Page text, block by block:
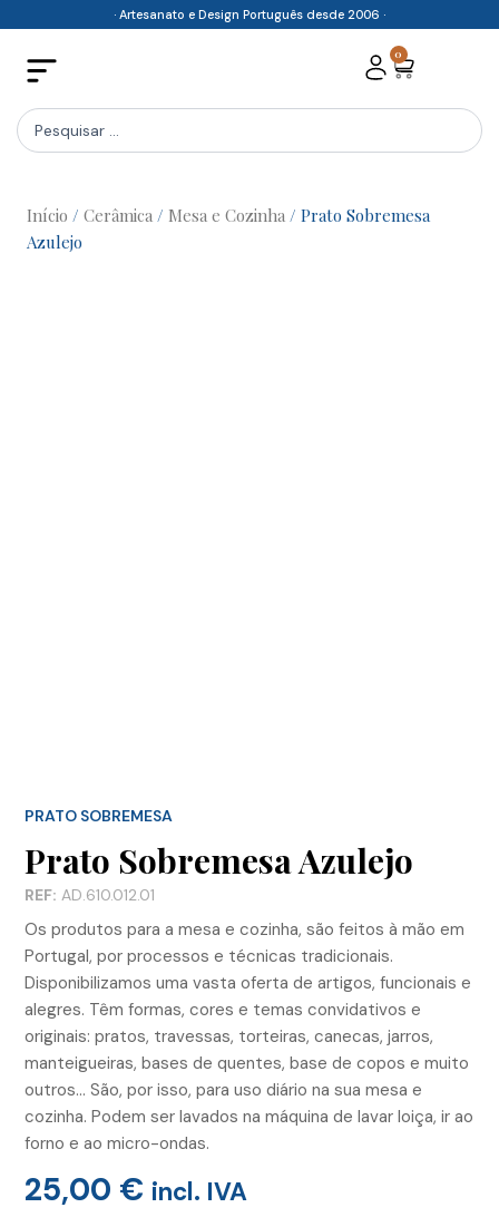
content
· Artesanato e Design Português desde 2006 ·
0
Cart
Search
...
Início / Cerâmica / Mesa e Cozinha / Prato Sobremesa
Azulejo
PRATO SOBREMESA
Prato Sobremesa Azulejo
REF: AD.610.012.01
Os produtos para a mesa e cozinha, são feitos à mão em
Portugal, por processos e técnicas tradicionais.
Disponibilizamos uma vasta oferta de artigos, funcionais e
alegres. Têm formas, cores e temas convidativos e
originais: pratos, travessas, torteiras, canecas, jarros,
manteigueiras, bases de quentes, base de copos e muito
outros… São, por isso, para uso diário na sua mesa e
cozinha. Podem ser lavados na máquina de lavar loiça, ir ao
forno e ao micro-ondas.
25,00 € incl. IVA